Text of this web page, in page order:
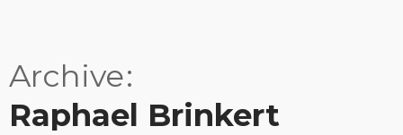
Archive
Raphael Brinkert